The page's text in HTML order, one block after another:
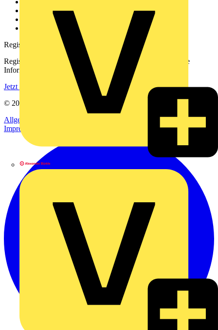
Downloadbereich (PDFs)
Häufig gestellte Fragen
voltimum.com
Registrierung
Registrieren Sie sich kostenlos und erhalten Sie stets aktuelle
Informationen aus der Elektroindustrie.
Jetzt registrieren
© 2002-
Allgemeine Geschäftsbedingungen
Datenschutzerklärung
Impressum